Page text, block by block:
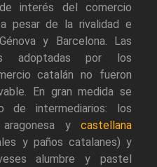
interés del comercio
pesar de la rivalidad e
y Barcelona. Las
adoptadas por los
catalán no fueron
En gran medida se
de intermediarios: los
y castellana
y paños catalanes) y
alumbre y pastel